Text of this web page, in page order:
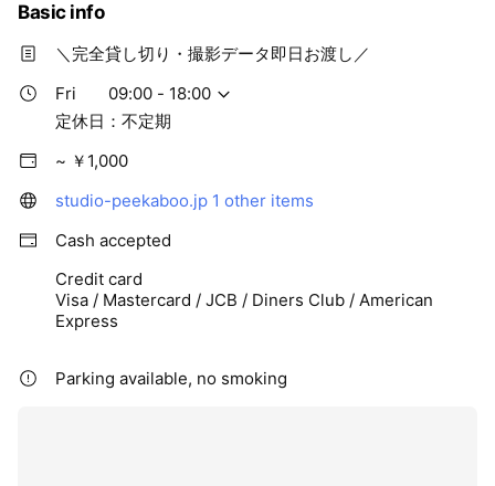
Basic info
＼完全貸し切り・撮影データ即日お渡し／
Fri
09:00 - 18:00
定休日：不定期
~ ￥1,000
studio-peekaboo.jp 1 other items
Cash accepted
Credit card
Visa / Mastercard / JCB / Diners Club / American
Express
Parking available, no smoking